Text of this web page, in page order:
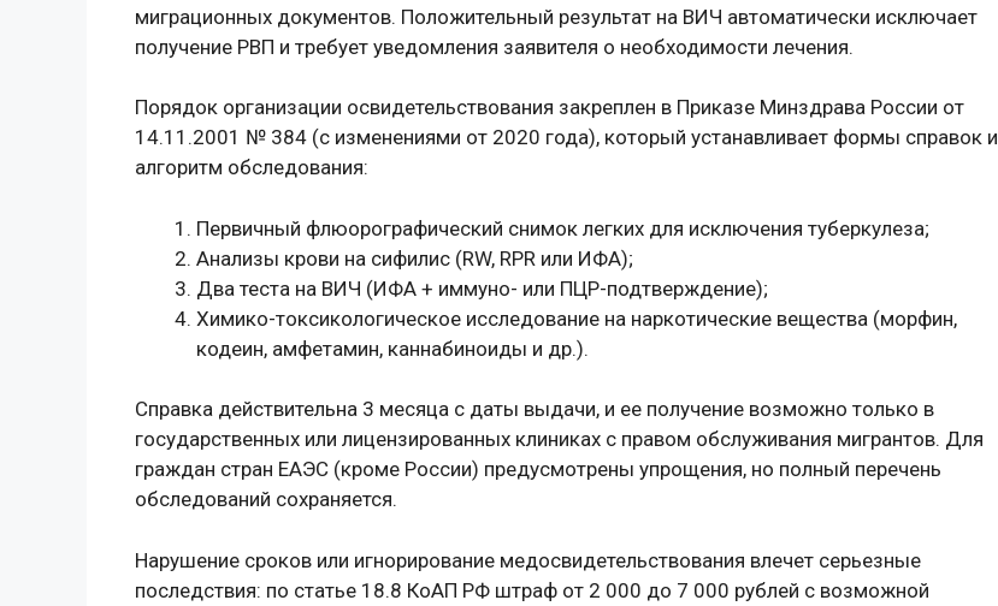
миграционных документов. Положительный результат на ВИЧ автоматически исключает
получение РВП и требует уведомления заявителя о необходимости лечения.
Порядок организации освидетельствования закреплен в Приказе Минздрава России от
14.11.2001 № 384 (с изменениями от 2020 года), который устанавливает формы справок и
алгоритм обследования:
Первичный флюорографический снимок легких для исключения туберкулеза;
Анализы крови на сифилис (RW, RPR или ИФА);
Два теста на ВИЧ (ИФА + иммуно- или ПЦР-подтверждение);
Химико-токсикологическое исследование на наркотические вещества (морфин,
кодеин, амфетамин, каннабиноиды и др.).
Справка действительна 3 месяца с даты выдачи, и ее получение возможно только в
государственных или лицензированных клиниках с правом обслуживания мигрантов. Для
граждан стран ЕАЭС (кроме России) предусмотрены упрощения, но полный перечень
обследований сохраняется.
Нарушение сроков или игнорирование медосвидетельствования влечет серьезные
последствия: по статье 18.8 КоАП РФ штраф от 2 000 до 7 000 рублей с возможной